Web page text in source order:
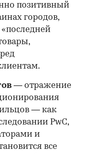
позитивный
городов,
— отражение
— как
PwC,
и
все